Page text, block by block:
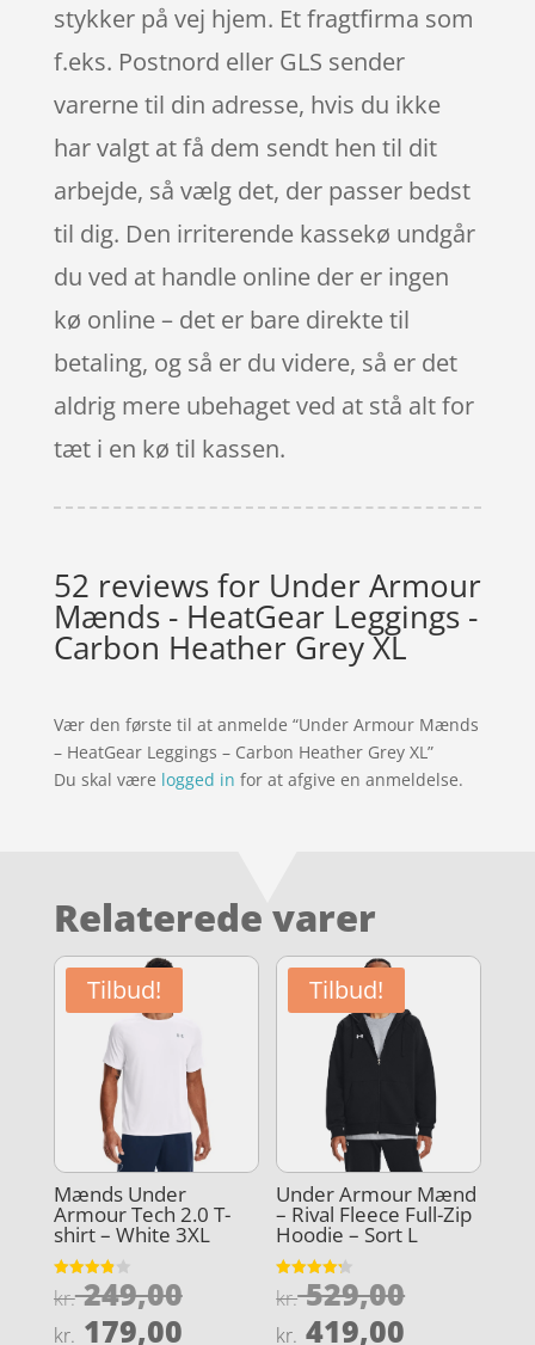
stykker på vej hjem. Et fragtfirma som
f.eks. Postnord eller GLS sender
varerne til din adresse, hvis du ikke
har valgt at få dem sendt hen til dit
arbejde, så vælg det, der passer bedst
til dig. Den irriterende kassekø undgår
du ved at handle online der er ingen
kø online – det er bare direkte til
betaling, og så er du videre, så er det
aldrig mere ubehaget ved at stå alt for
tæt i en kø til kassen.
52 reviews for Under Armour
Mænds - HeatGear Leggings -
Carbon Heather Grey XL
Vær den første til at anmelde “Under Armour Mænds
– HeatGear Leggings – Carbon Heather Grey XL”
Du skal være logged in for at afgive en anmeldelse.
Relaterede varer
Tilbud!
Mænds Under
Armour Tech 2.0 T-
shirt – White 3XL
Vurderet
3.9
kr.249,00Den
oprindelige
kr. 179,00Den
Tilbud!
Under Armour Mænd
– Rival Fleece Full-Zip
Hoodie – Sort L
Vurderet
4.2
kr.529,00Den
kr. 419,00